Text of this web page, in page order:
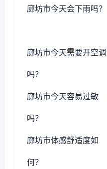
廊坊市今天会下雨吗？
廊坊市今天需要开空调
吗？
廊坊市今天容易过敏
吗？
廊坊市体感舒适度如
何？